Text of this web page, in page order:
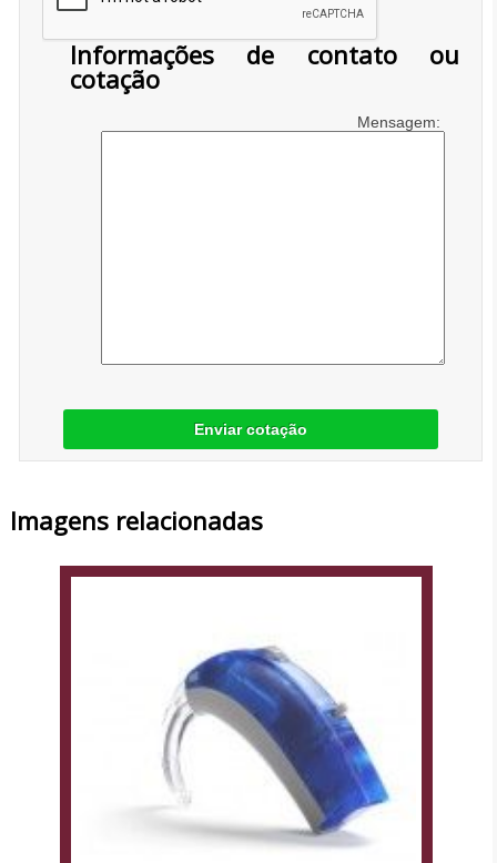
Informações de contato ou
cotação
Mensagem:
Enviar cotação
Imagens relacionadas